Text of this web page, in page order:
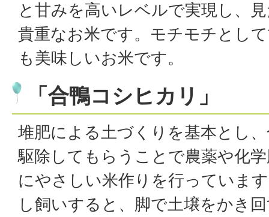
と甘みを高いレベルで実現し、
貴重なお米です。モチモチとし
も美味しいお米です。
「合鴨コシヒカリ」
堆肥による土づくりを基本とし
駆除してもらうことで農薬や化
にやさしい米作りを行っていま
し飼いすると、脚で土壌をかき